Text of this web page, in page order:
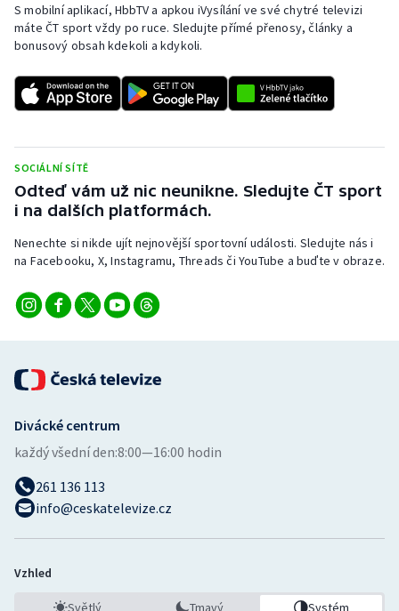
S mobilní aplikací, HbbTV a apkou iVysílání ve své chytré televizi
máte ČT sport vždy po ruce. Sledujte přímé přenosy, články a
bonusový obsah kdekoli a kdykoli.
SOCIÁLNÍ SÍTĚ
Odteď vám už nic neunikne. Sledujte ČT sport
i na dalších platformách.
Nenechte si nikde ujít nejnovější sportovní události. Sledujte nás i
na Facebooku, X, Instagramu, Threads či YouTube a buďte v obraze.
Divácké centrum
každý všední den:8:00—16:00 hodin
261 136 113
info@ceskatelevize.cz
Vzhled
Světlý Tmavý Systém